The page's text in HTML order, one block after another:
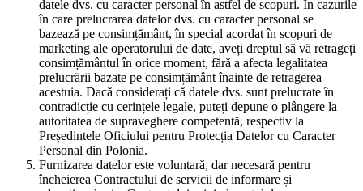
datele dvs. cu caracter personal în astfel de scopuri. În cazurile
în care prelucrarea datelor dvs. cu caracter personal se
bazează pe consimțământ, în special acordat în scopuri de
marketing ale operatorului de date, aveți dreptul să vă retrageți
consimțământul în orice moment, fără a afecta legalitatea
prelucrării bazate pe consimțământ înainte de retragerea
acestuia. Dacă considerați că datele dvs. sunt prelucrate în
contradicție cu cerințele legale, puteți depune o plângere la
autoritatea de supraveghere competentă, respectiv la
Președintele Oficiului pentru Protecția Datelor cu Caracter
Personal din Polonia.
Furnizarea datelor este voluntară, dar necesară pentru
încheierea Contractului de servicii de informare și